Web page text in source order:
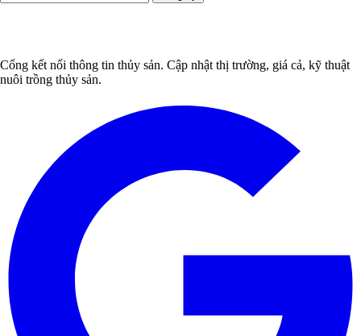
Cổng kết nối thông tin thủy sản. Cập nhật thị trường, giá cả, kỹ thuật
nuôi trồng thủy sản.